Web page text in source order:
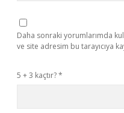
Daha sonraki yorumlarımda
ve site adresim bu tarayıcıya
5 + 3 kaçtır?*